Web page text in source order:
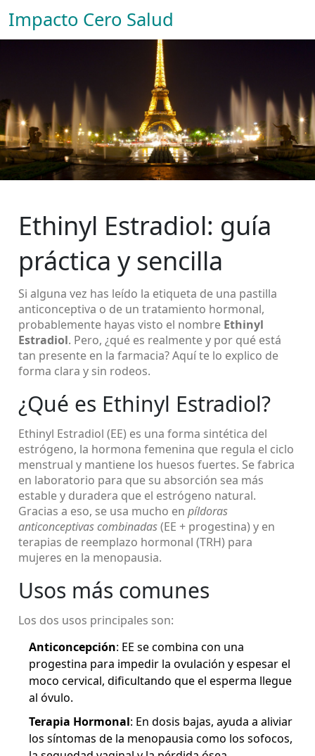
Impacto Cero Salud
Ethinyl Estradiol: guía
práctica y sencilla
Si alguna vez has leído la etiqueta de una pastilla
anticonceptiva o de un tratamiento hormonal,
probablemente hayas visto el nombre Ethinyl
Estradiol. Pero, ¿qué es realmente y por qué está
tan presente en la farmacia? Aquí te lo explico de
forma clara y sin rodeos.
¿Qué es Ethinyl Estradiol?
Ethinyl Estradiol (EE) es una forma sintética del
estrógeno, la hormona femenina que regula el ciclo
menstrual y mantiene los huesos fuertes. Se fabrica
en laboratorio para que su absorción sea más
estable y duradera que el estrógeno natural.
Gracias a eso, se usa mucho en píldoras
anticonceptivas combinadas(EE + progestina) y en
terapias de reemplazo hormonal (TRH) para
mujeres en la menopausia.
Usos más comunes
Los dos usos principales son:
Anticoncepción: EE se combina con una
progestina para impedir la ovulación y espesar el
moco cervical, dificultando que el esperma llegue
al óvulo.
Terapia Hormonal: En dosis bajas, ayuda a aliviar
los síntomas de la menopausia como los sofocos,